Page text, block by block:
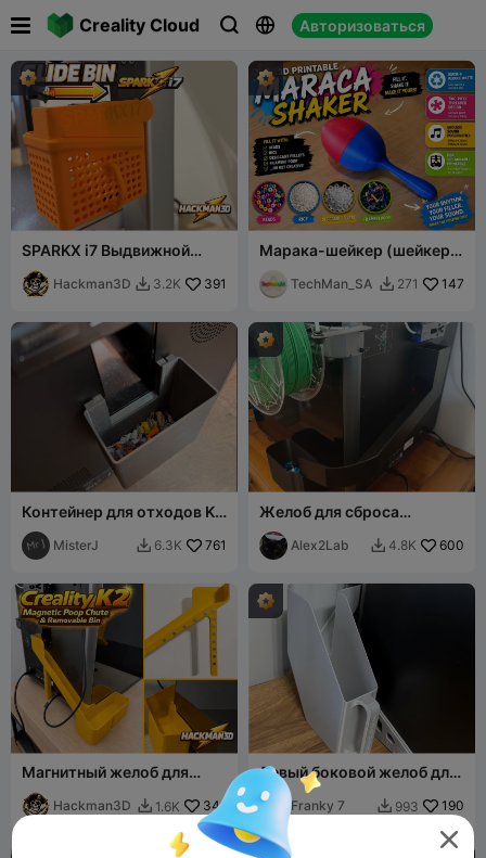
Creality Cloud   Авторизоваться
 
SPARKX i7 Выдвижной
сборщик отходов
Hackman3D  3.2K 391
Марака-шейкер (шейкер с
TechMan_SA  271 147
Контейнер для отходов K2
(Pro) / съемное ведерко
для отходов
MisterJ  6.3K 761
Желоб для сброса
отходов – K2 PRO
(переднее
перенаправление CFS),
симметричный
Alex2Lab  4.8K 600
Магнитный желоб для
отходов и съемный
контейнер для Creality K2
Hackman3D  1.6K 341
Левый боковой желоб для
отходов K2 Plus с
корзиной
Franky 7  993 190
